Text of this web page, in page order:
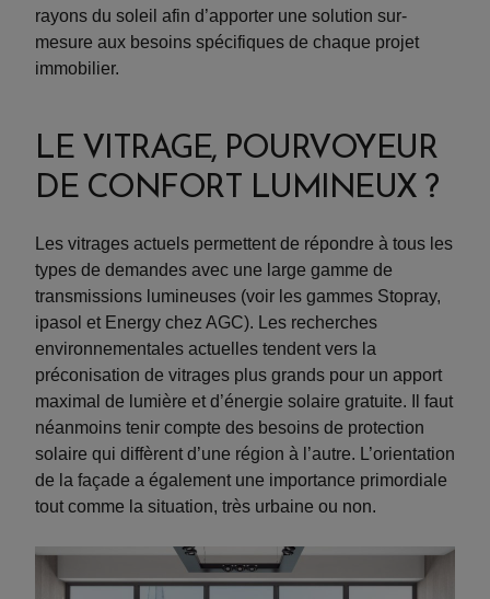
rayons du soleil afin d’apporter une solution sur-
mesure aux besoins spécifiques de chaque projet
immobilier.
LE VITRAGE, POURVOYEUR
DE CONFORT LUMINEUX ?
Les vitrages actuels permettent de répondre à tous les
types de demandes avec une large gamme de
transmissions lumineuses (voir les gammes Stopray,
ipasol et Energy chez AGC). Les recherches
environnementales actuelles tendent vers la
préconisation de vitrages plus grands pour un apport
maximal de lumière et d’énergie solaire gratuite. Il faut
néanmoins tenir compte des besoins de protection
solaire qui diffèrent d’une région à l’autre. L’orientation
de la façade a également une importance primordiale
tout comme la situation, très urbaine ou non.